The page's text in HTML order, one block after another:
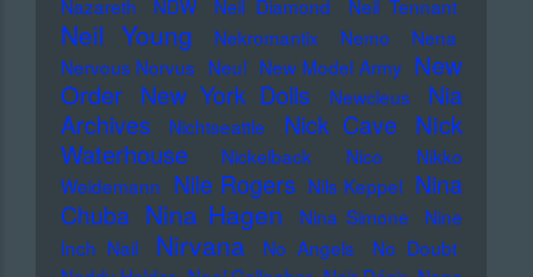
Nazareth
NDW Neil Diamond Neil Tennant
Neil Young Nekromantix Nemo
Nena
Nervous Norvus Neu! New Model Army New
Order New York Dolls Newcleus
Nia
Archives
Nichtseattle Nick Cave
Nick
Waterhouse
Nickelback Nico
Nikko
Weidemann Nile Rogers Nils Keppel Nina
Chuba Nina Hagen Nina Simone
Nine
Inch Nail
Nirvana No Angels
No Doubt